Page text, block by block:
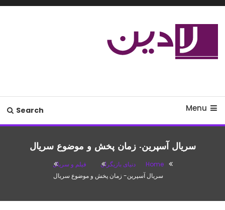
Skip
Menu
Search
سریال آسپرین- زمان پخش و موضوع سریال
Home دنیای بازیگران
فیلم و سریال
سریال آسپرین- زمان پخش و موضوع سریال